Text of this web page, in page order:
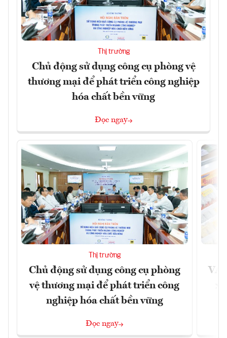
Thị trường
Chủ động sử dụng công cụ phòng vệ
thương mại để phát triển công nghiệp
hóa chất bền vững
Đọc ngay
Thị trường
Chủ động sử dụng công cụ phòng
vệ thương mại để phát triển công
nghiệp hóa chất bền vững
Đọc ngay